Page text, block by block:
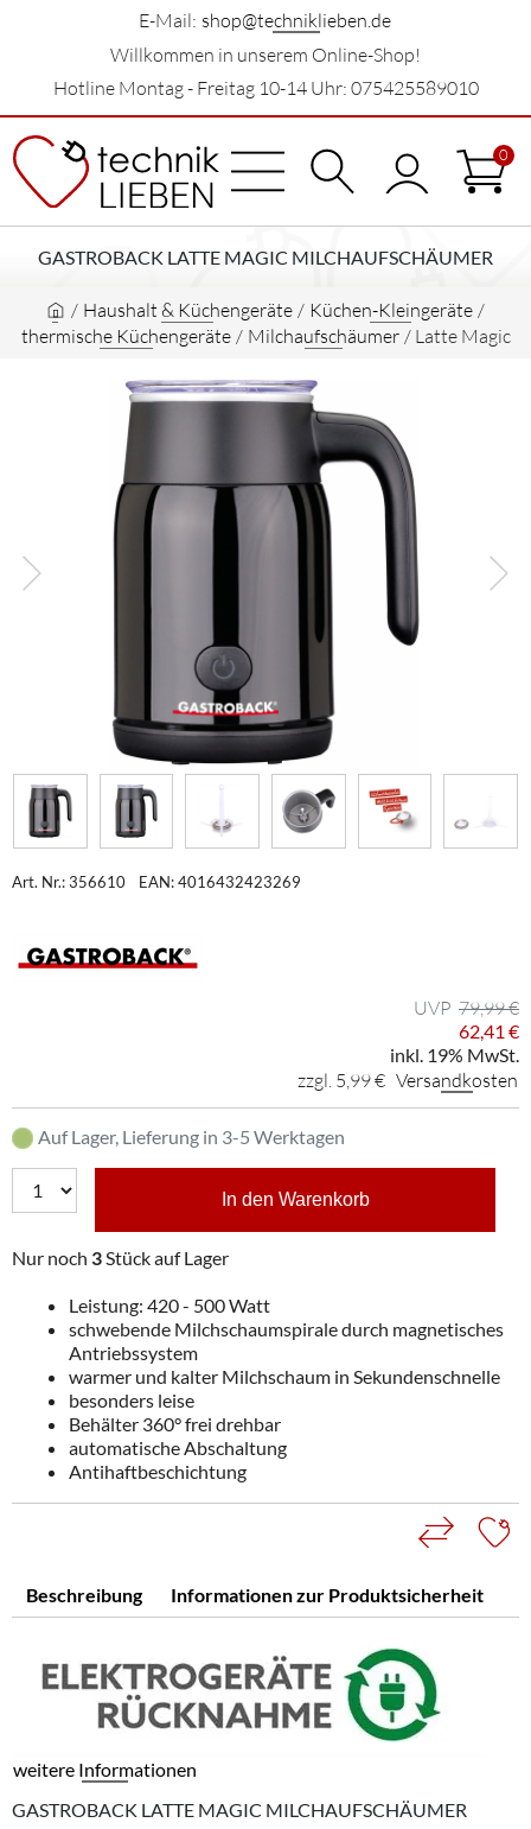
E-Mail: shop@techniklieben.de
Willkommen in unserem Online-Shop!
Hotline Montag - Freitag 10-14 Uhr: 075425589010
0
GASTROBACK LATTE MAGIC MILCHAUFSCHÄUMER
/ Haushalt & Küchengeräte / Küchen-Kleingeräte /
thermische Küchengeräte / Milchaufschäumer / Latte Magic
Art. Nr.: 356610 EAN: 4016432423269
79,99 €
62,41 €
inkl. 19% MwSt.
zzgl. 5,99 € Versandkosten
Auf Lager, Lieferung in 3-5 Werktagen
In den Warenkorb
Nur noch 3Stück auf Lager
Leistung: 420 - 500 Watt
schwebende Milchschaumspirale durch magnetisches
Antriebssystem
warmer und kalter Milchschaum in Sekundenschnelle
besonders leise
Behälter 360° frei drehbar
automatische Abschaltung
Antihaftbeschichtung
Beschreibung Informationen zur Produktsicherheit
weitere Informationen
GASTROBACK LATTE MAGIC MILCHAUFSCHÄUMER